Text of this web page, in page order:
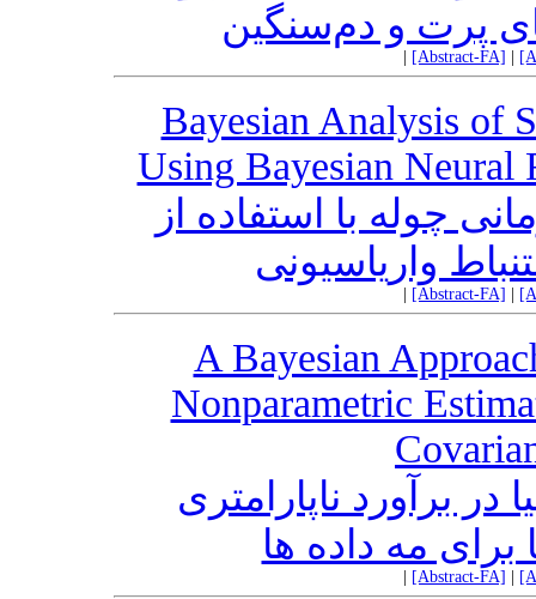
پرت و دم‌سنگین
[Abstract-FA]
Bayesian Analysis of
Using Bayesian Neural
چوله با استفاده از
واریاسیونی
[Abstract-FA]
A Bayesian
Nonparametric
برآورد ناپارامتری
برای مه داده ها
[Abstract-FA]